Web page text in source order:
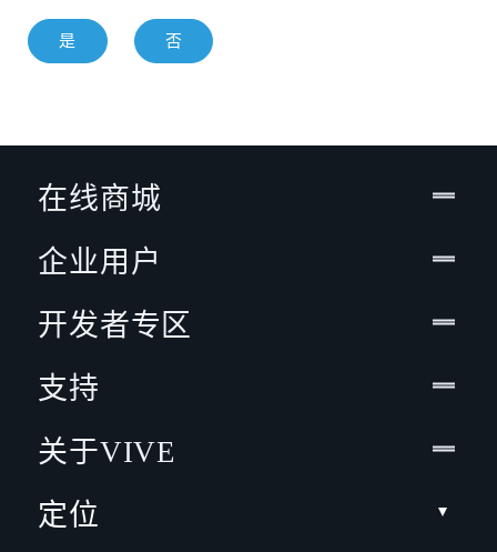
是 否
在线商城
企业用户
开发者专区
支持
关于VIVE
定位